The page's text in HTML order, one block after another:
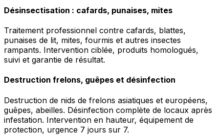
Désinsectisation : cafards, punaises, mites
Traitement professionnel contre cafards, blattes,
punaises de lit, mites, fourmis et autres insectes
rampants. Intervention ciblée, produits homologués,
suivi et garantie de résultat.
Destruction frelons, guêpes et désinfection
Destruction de nids de frelons asiatiques et européens,
guêpes, abeilles. Désinfection complète de locaux après
infestation. Intervention en hauteur, équipement de
protection, urgence 7 jours sur 7.